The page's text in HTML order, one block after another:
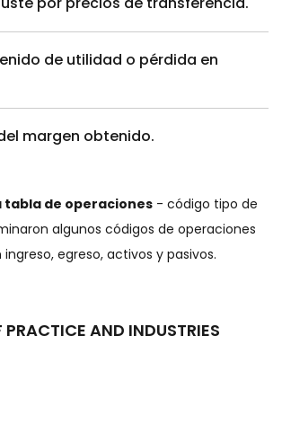
de utilidad o pérdida en
margen obtenido.
tabla de operaciones - código tipo de
algunos códigos de operaciones
egreso, activos y pasivos.
PRACTICE AND INDUSTRIES